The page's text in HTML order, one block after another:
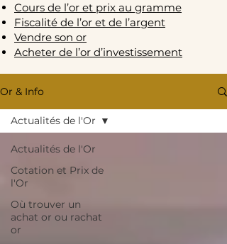
Cours de l’or et prix au gramme
Fiscalité de l’or et de l’argent
Vendre son or
Acheter de l’or d’investissement
Or & Info
Actualités de l'Or
Cotation et Prix de
l'Or
Où trouver un
achat or ou rachat
or
Actualités de l'Or